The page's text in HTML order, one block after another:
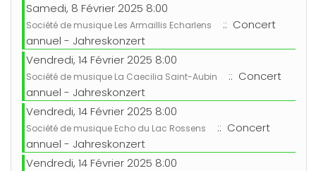
Samedi, 8 Février 2025 8:00
Société de musique Les Armaillis Echarlens
:: Concert
annuel - Jahreskonzert
Vendredi, 14 Février 2025 8:00
Société de musique La Caecilia Saint-Aubin
:: Concert
annuel - Jahreskonzert
Vendredi, 14 Février 2025 8:00
Société de musique Echo du Lac Rossens
:: Concert
annuel - Jahreskonzert
Vendredi, 14 Février 2025 8:00